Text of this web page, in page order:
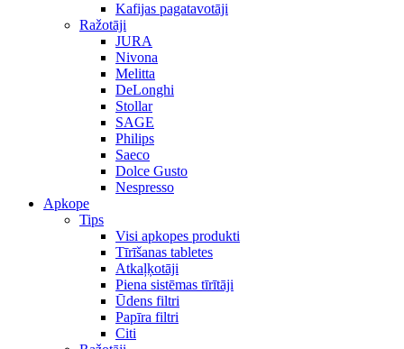
Kafijas pagatavotāji
Ražotāji
JURA
Nivona
Melitta
DeLonghi
Stollar
SAGE
Philips
Saeco
Dolce Gusto
Nespresso
Apkope
Tips
Visi apkopes produkti
Tīrīšanas tabletes
Atkaļķotāji
Piena sistēmas tīrītāji
Ūdens filtri
Papīra filtri
Citi